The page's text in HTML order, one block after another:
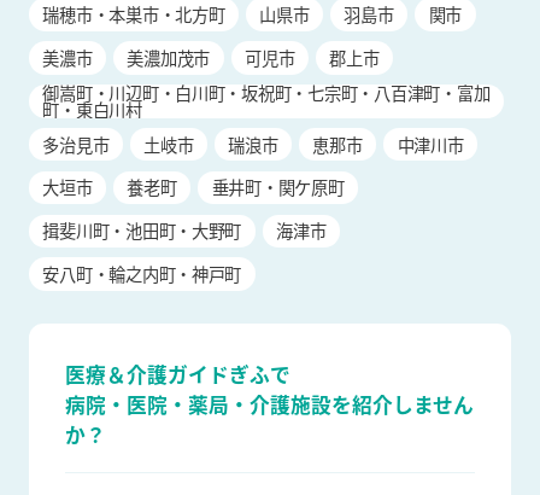
瑞穂市・本巣市・北方町
山県市 羽島市
関市
美濃市
美濃加茂市 可児市
郡上市
御嵩町・川辺町・白川町・坂祝町・七宗町・八百津町・富加
町・東白川村
多治見市
土岐市 瑞浪市 恵那市
中津川市
大垣市
養老町
垂井町・関ケ原町
揖斐川町・池田町・大野町
海津市
安八町・輪之内町・神戸町
医療＆介護ガイドぎふで
病院・医院・薬局・介護施設を紹介しません
か？